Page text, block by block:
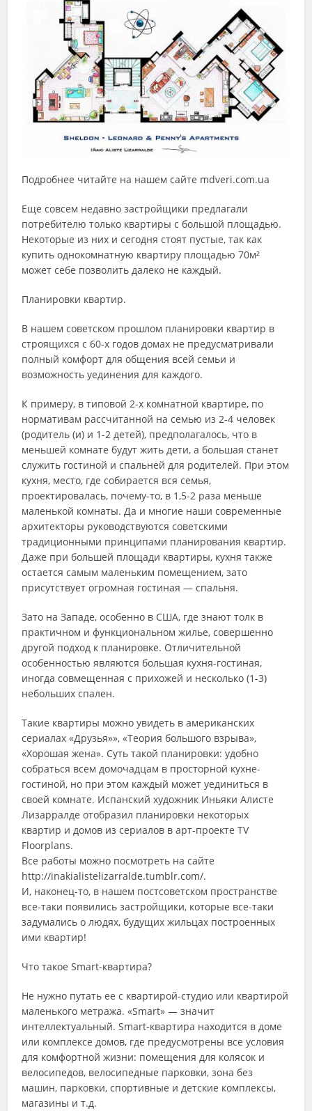
Подробнее читайте на нашем сайте mdveri.com.ua
Еще совсем недавно застройщики предлагали
потребителю только квартиры с большой площадью.
Некоторые из них и сегодня стоят пустые, так как
купить однокомнатную квартиру площадью 70м²
может себе позволить далеко не каждый.
Планировки квартир.
В нашем советском прошлом планировки квартир в
строящихся с 60-х годов домах не предусматривали
полный комфорт для общения всей семьи и
возможность уединения для каждого.
К примеру, в типовой 2-х комнатной квартире, по
нормативам рассчитанной на семью из 2-4 человек
(родитель (и) и 1-2 детей), предполагалось, что в
меньшей комнате будут жить дети, а большая станет
служить гостиной и спальней для родителей. При этом
кухня, место, где собирается вся семья,
проектировалась, почему-то, в 1,5-2 раза меньше
маленькой комнаты. Да и многие наши современные
архитекторы руководствуются советскими
традиционными принципами планирования квартир.
Даже при большей площади квартиры, кухня также
остается самым маленьким помещением, зато
присутствует огромная гостиная — спальня.
Зато на Западе, особенно в США, где знают толк в
практичном и функциональном жилье, совершенно
другой подход к планировке. Отличительной
особенностью являются большая кухня-гостиная,
иногда совмещенная с прихожей и несколько (1-3)
небольших спален.
Такие квартиры можно увидеть в американских
сериалах «Друзья»», «Теория большого взрыва»,
«Хорошая жена». Суть такой планировки: удобно
собраться всем домочадцам в просторной кухне-
гостиной, но при этом каждый может уединиться в
своей комнате. Испанский художник Иньяки Алисте
Лизарралде отобразил планировки некоторых
квартир и домов из сериалов в арт-проекте TV
Floorplans.
Все работы можно посмотреть на сайте
http://inakialistelizarralde.tumblr.com/.
И, наконец-то, в нашем постсоветском пространстве
все-таки появились застройщики, которые все-таки
задумались о людях, будущих жильцах построенных
ими квартир!
Что такое Smart-квартира?
Не нужно путать ее с квартирой-студио или квартирой
маленького метража. «Smart» — значит
интеллектуальный. Smart-квартира находится в доме
или комплексе домов, где предусмотрены все условия
для комфортной жизни: помещения для колясок и
велосипедов, велосипедные парковки, зона без
машин, парковки, спортивные и детские комплексы,
магазины и т.д.